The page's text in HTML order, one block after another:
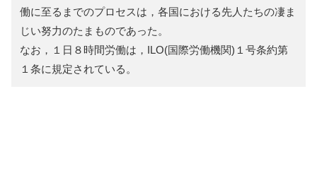
働に至るまでのプロセスは，各国における先人たちの凄ま
じい努力のたまものであった。
なお，１日８時間労働は，ILO(国際労働機関)１号条約第
１条に規定されている。